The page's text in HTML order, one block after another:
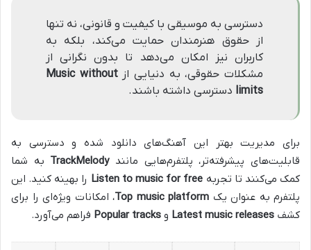
دسترسی به موسیقی با کیفیت و قانونی، نه تنها
از حقوق هنرمندان حمایت می‌کند، بلکه به
کاربران نیز امکان می‌دهد تا بدون نگرانی از
مشکلات حقوقی، به دنیایی ازMusic without
limits دسترسی داشته باشند.
برای مدیریت بهتر این آهنگ‌های دانلود شده و دسترسی به
قابلیت‌های پیشرفته‌تر، پلتفرم‌هایی مانندTrackMelody به شما
کمک می‌کنند تا تجربه Listen to music for free را بهینه کنید. این
پلتفرم به عنوان یک Top music platform، امکانات ویژه‌ای را برای
کشف Latest music releases و Popular tracks فراهم می‌آورد.